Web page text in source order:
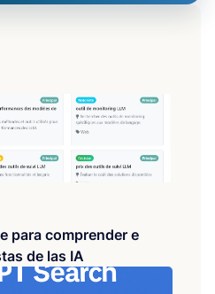
para comprender e
de las IA